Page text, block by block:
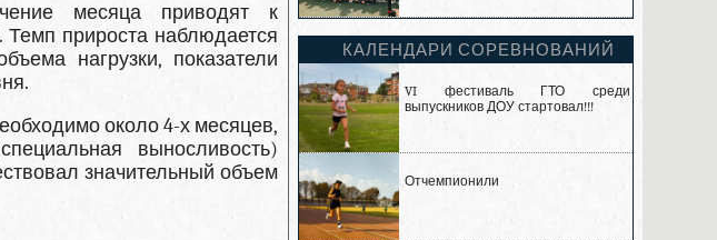
месяца приводят к
прироста наблюдается
нагрузки, показатели
около 4-х месяцев,
выносливость)
значительный объем
КАЛЕНДАРИ СОРЕВНОВАНИЙ
VI фестиваль ГТО среди
выпускников ДОУ стартовал!!!
Отчемпионили